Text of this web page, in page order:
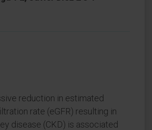
reduction in estimated
rate (eGFR) resulting in
disease (CKD) is associated